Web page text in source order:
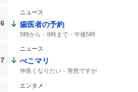
誠之助
マクリール
テンカムテキ
タガノアバンドーネ
海外帰り
レパードステークス2026
6
ニュース
歯医者の予約
5時から 8時まで 午後5時
7
ニュース
ぺこマリ
仲良くなりたい 突然ですが
エンタメ